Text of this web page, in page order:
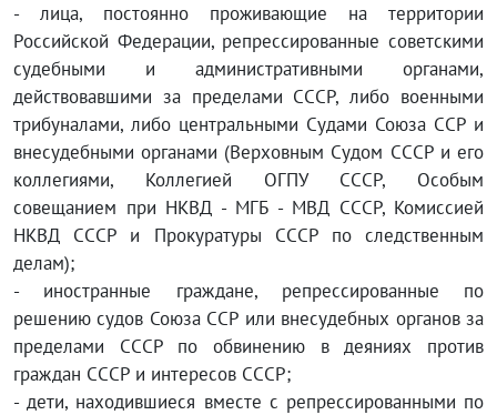
- лица, постоянно проживающие на территории
Российской Федерации, репрессированные советскими
судебными и административными органами,
действовавшими за пределами СССР, либо военными
трибуналами, либо центральными Судами Союза ССР и
внесудебными органами (Верховным Судом СССР и его
коллегиями, Коллегией ОГПУ СССР, Особым
совещанием при НКВД - МГБ - МВД СССР, Комиссией
НКВД СССР и Прокуратуры СССР по следственным
делам);
- иностранные граждане, репрессированные по
решению судов Союза ССР или внесудебных органов за
пределами СССР по обвинению в деяниях против
граждан СССР и интересов СССР;
- дети, находившиеся вместе с репрессированными по